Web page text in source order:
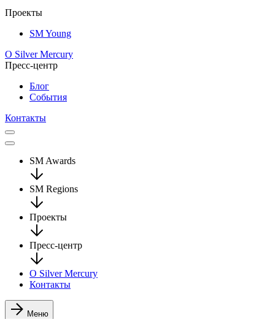
Проекты
SM Young
О Silver Mercury
Пресс-центр
Блог
События
Контакты
SM Awards
SM Regions
Проекты
Пресс-центр
О Silver Mercury
Контакты
Меню